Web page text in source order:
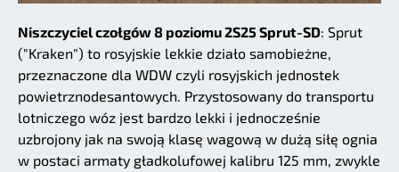
Niszczyciel czołgów 8 poziomu 2S25 Sprut-SD: Sprut
("Kraken") to rosyjskie lekkie działo samobieżne,
przeznaczone dla WDW czyli rosyjskich jednostek
powietrznodesantowych. Przystosowany do transportu
lotniczego wóz jest bardzo lekki i jednocześnie
uzbrojony jak na swoją klasę wagową w dużą siłę ognia
w postaci armaty gładkolufowej kalibru 125 mm, zwykle